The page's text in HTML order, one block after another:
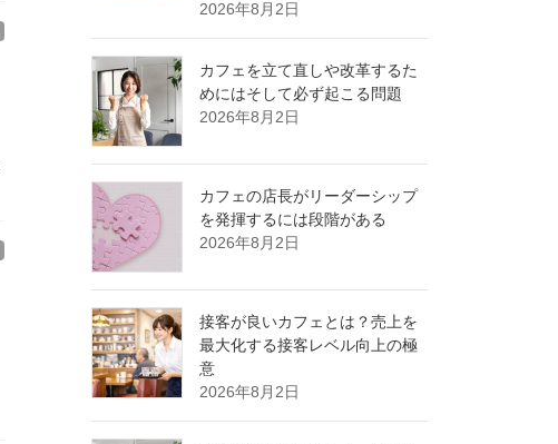
2026年8月2日
カフェを立て直しや改革するた
めにはそして必ず起こる問題
2026年8月2日
カフェの店長がリーダーシップ
を発揮するには段階がある
2026年8月2日
接客が良いカフェとは？売上を
最大化する接客レベル向上の極
意
2026年8月2日